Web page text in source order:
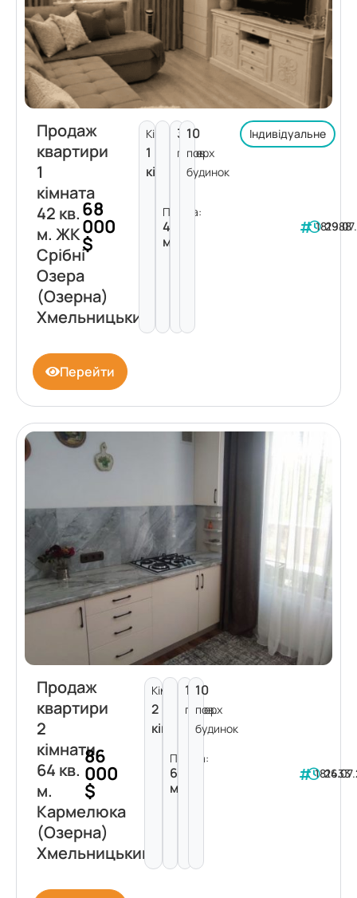
Продаж
квартири
1
кімната
42 кв.
м. ЖК
Срібні
Озера
(Озерна)
Хмельницький
68
000
$
Кімнат:
1
кімната
Площа:
42
м²
3
поверх
10
пов.
будинок
Індивідуальне
181988
Перейти
Продаж
квартири
2
кімнати
64 кв.
м.
Кармелюка
(Озерна)
Хмельницький
86
000
$
Кімнат:
2
кімнати
Площа:
64
м²
1
поверх
10
пов.
будинок
181633